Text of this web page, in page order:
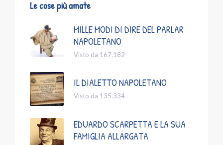
Le cose più amate
MILLE MODI DI DIRE DEL PARLAR
NAPOLETANO
Visto da 167.182
IL DIALETTO NAPOLETANO
Visto da 135.334
EDUARDO SCARPETTA E LA SUA
FAMIGLIA ALLARGATA